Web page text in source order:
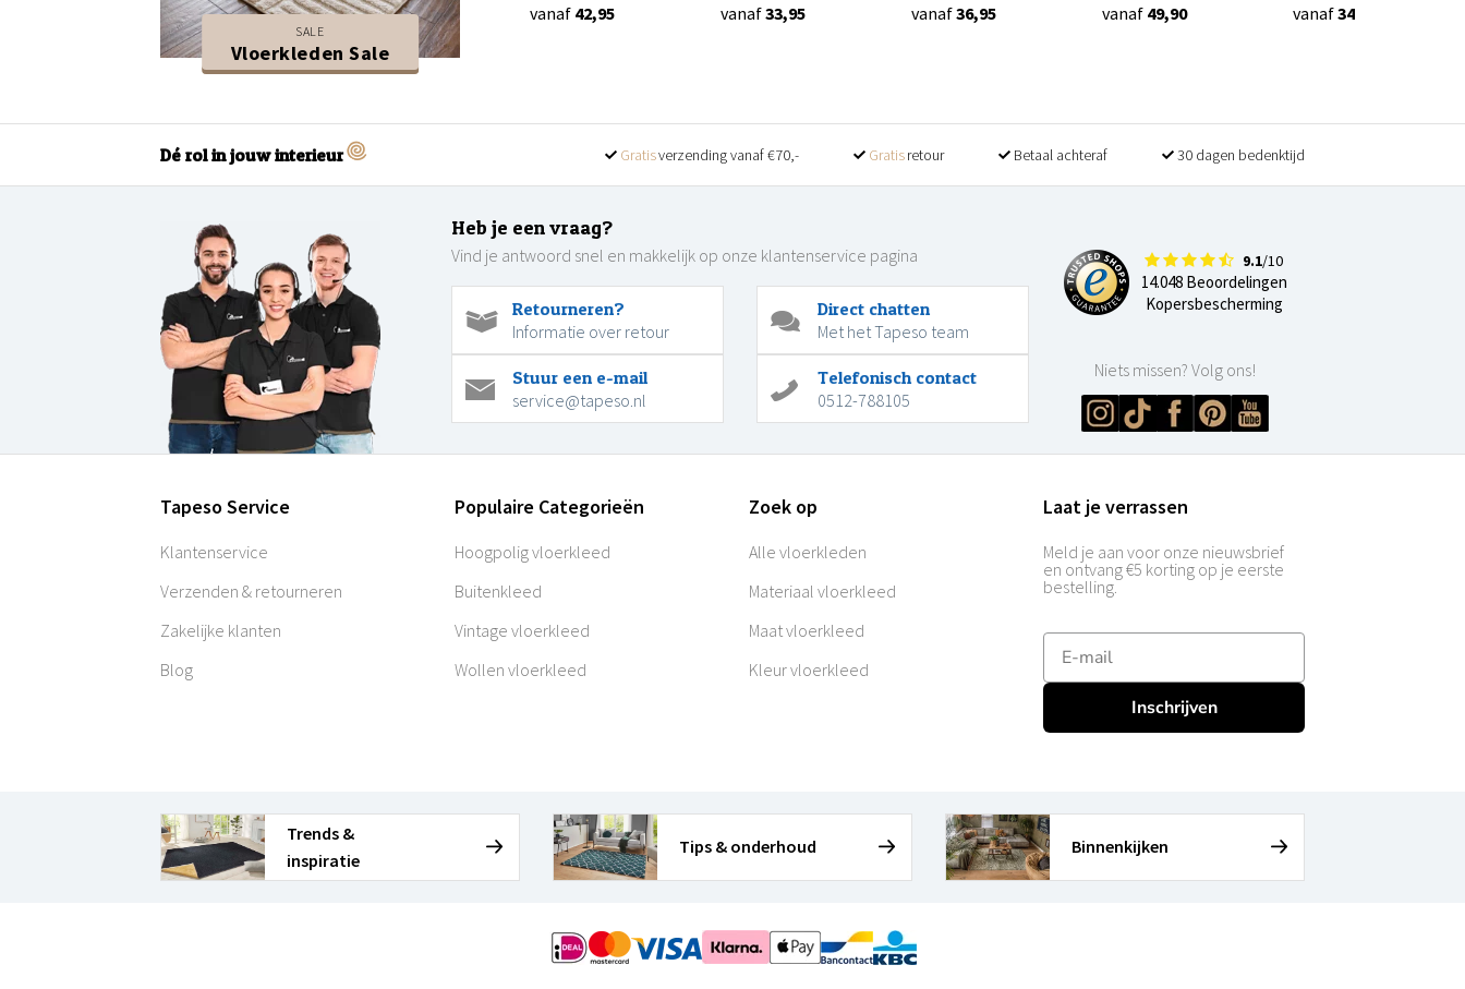
SALE
Vloerkleden Sale
vanaf 42,95 vanaf33,95 vanaf36,95 vanaf 49,90 vanaf34,90
Dé rol in jouw interieur Gratisverzending vanaf €70,- Gratisretour Betaal achteraf 30 dagen bedenktijd
Heb je een vraag?
Vind je antwoord snel en makkelijk op onze klantenservice pagina
Retourneren?
Informatie over retour
Direct chatten
Met het Tapeso team
Stuur een e-mail
service@tapeso.nl
Telefonisch contact
0512-788105
9.1/10
14.048 Beoordelingen
Kopersbescherming
Niets missen? Volg ons!
Tapeso Service
Klantenservice
Verzenden & retourneren
Zakelijke klanten
Blog
Populaire Categorieën
Hoogpolig vloerkleed
Buitenkleed
Vintage vloerkleed
Wollen vloerkleed
Zoek op
Alle vloerkleden
Materiaal vloerkleed
Maat vloerkleed
Kleur vloerkleed
Laat je verrassen
Meld je aan voor onze nieuwsbrief
en ontvang €5 korting op je eerste
bestelling.
E-mailadres
Inschrijven
Trends &
inspiratie
Tips & onderhoud Binnenkijken